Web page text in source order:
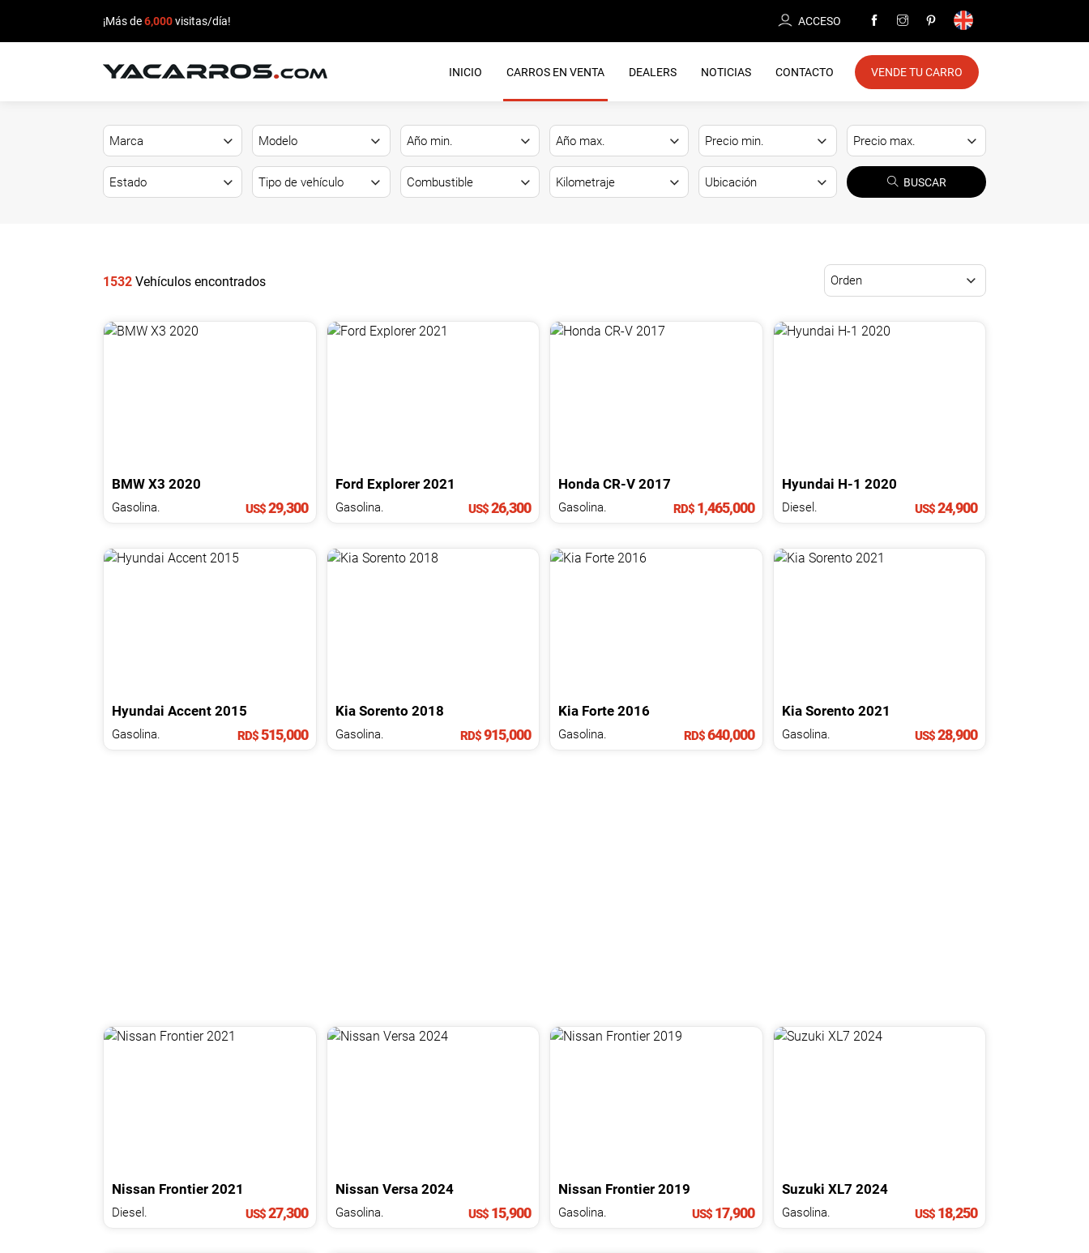
¡Más de6,000visitas/día! ACCESO
INICIO CARROS EN VENTA DEALERS NOTICIAS CONTACTO VENDE TU CARRO
BUSCAR
1532 Vehículos encontrados
BMW X3 2020
Gasolina. US$29,300
Ford Explorer 2021
Gasolina. US$26,300
Honda CR-V 2017
Gasolina. RD$1,465,000
Hyundai H-1 2020
Diesel. US$24,900
Hyundai Accent 2015
Gasolina. RD$515,000
Kia Sorento 2018
Gasolina. RD$915,000
Kia Forte 2016
Gasolina. RD$640,000
Kia Sorento 2021
Gasolina. US$28,900
Nissan Frontier 2021
Diesel. US$27,300
Nissan Versa 2024
Gasolina. US$ 15,900
Nissan Frontier 2019
Gasolina. US$17,900
Suzuki XL7 2024
Gasolina. US$ 18,250